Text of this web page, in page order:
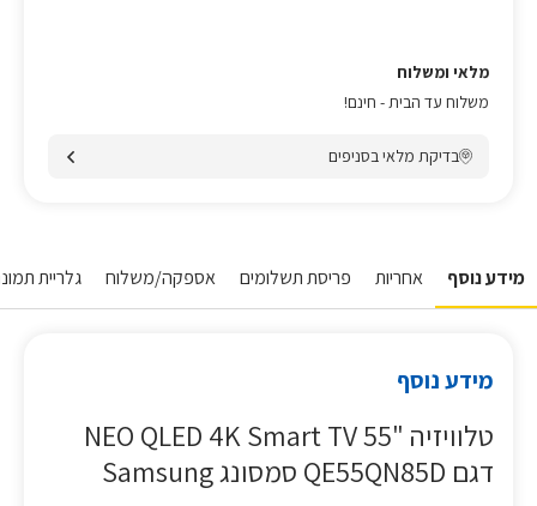
מלאי ומשלוח
משלוח עד הבית - חינם!
בדיקת מלאי בסניפים
מידע נוסף אחריות פריסת תשלומים אספקה/משלוח גלריית
מידע נוסף
טלוויזיה "55 NEO QLED 4K Smart TV
דגם QE55QN85D סמסונג Samsung